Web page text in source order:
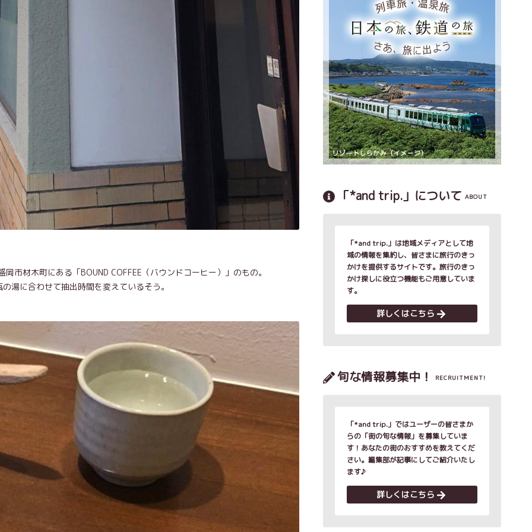
市材木町にある「BOUND COFFEE（バウンドコーヒー）」のもの。
湯に合わせて抽出時間を変えているそう。
「*and trip.」について ABOUT
「*and trip.」は地域メディアとして地
域の情報を集約し、皆さまに旅行のきっ
かけを提供するサイトです。旅行のきっ
かけ探しに役立つ機能もご用意していま
す。
詳しくはこちら
旬な情報募集中！ RECRUITMENT!
「*and trip.」ではユーザーの皆さまか
らの「街の旬な情報」を募集していま
す！あなたの街のおすすめを教えてくだ
さい。編集部が記事にしてご紹介いたし
ます♪
詳しくはこちら